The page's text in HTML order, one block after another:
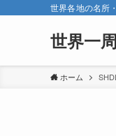
世界各地の名所
世界一
ホーム SHDL